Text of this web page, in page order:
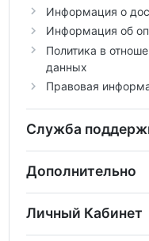
Информация о
Информация об
Политика в
данных
Правовая
Служба
Дополнительно
Личный Кабинет